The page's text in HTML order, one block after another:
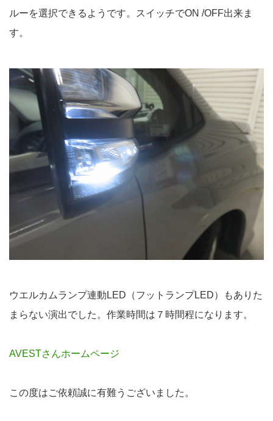
ルーを選択できるようです。スイッチでON /OFF出来ま
す。
ウエルカムランプ連動LED（フットランプLED）もありた
まらない演出でした。作業時間は７時間程になります。
AVESTさんホームページ
この度はご依頼誠に有難うございました。